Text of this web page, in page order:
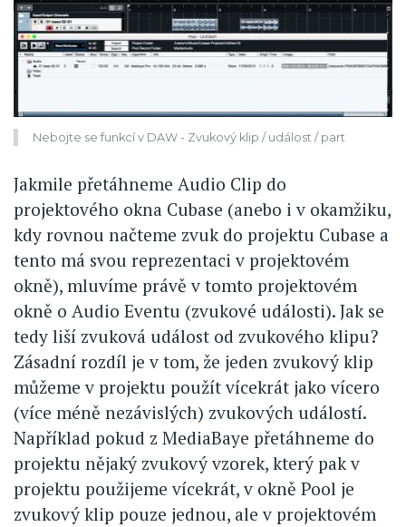
Nebojte se funkcí v DAW - Zvukový klip / událost / part
Jakmile přetáhneme Audio Clip do
projektového okna Cubase (anebo i v okamžiku,
kdy rovnou načteme zvuk do projektu Cubase a
tento má svou reprezentaci v projektovém
okně), mluvíme právě v tomto projektovém
okně o Audio Eventu (zvukové události). Jak se
tedy liší zvuková událost od zvukového klipu?
Zásadní rozdíl je v tom, že jeden zvukový klip
můžeme v projektu použít vícekrát jako vícero
(více méně nezávislých) zvukových událostí.
Například pokud z MediaBaye přetáhneme do
projektu nějaký zvukový vzorek, který pak v
projektu použijeme vícekrát, v okně Pool je
zvukový klip pouze jednou, ale v projektovém